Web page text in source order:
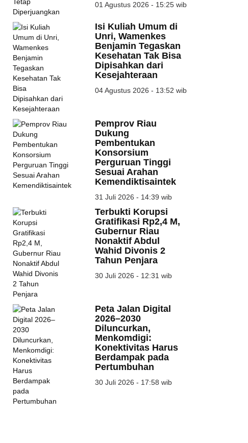
01 Agustus 2026 - 15:25 wib
Isi Kuliah Umum di
Unri, Wamenkes
Benjamin Tegaskan
Kesehatan Tak Bisa
Dipisahkan dari
Kesejahteraan
04 Agustus 2026 - 13:52 wib
Pemprov Riau
Dukung
Pembentukan
Konsorsium
Perguruan Tinggi
Sesuai Arahan
Kemendiktisaintek
31 Juli 2026 - 14:39 wib
Terbukti Korupsi
Gratifikasi Rp2,4 M,
Gubernur Riau
Nonaktif Abdul
Wahid Divonis 2
Tahun Penjara
30 Juli 2026 - 12:31 wib
Peta Jalan Digital
2026–2030
Diluncurkan,
Menkomdigi:
Konektivitas Harus
Berdampak pada
Pertumbuhan
30 Juli 2026 - 17:58 wib